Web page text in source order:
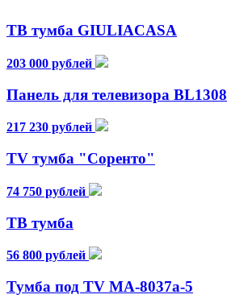
ТВ тумба GIULIACASA
203 000 рублей
Панель для телевизора BL1308
217 230 рублей
TV тумба "Соренто"
74 750 рублей
ТВ тумба
56 800 рублей
Тумба под TV MA-8037a-5